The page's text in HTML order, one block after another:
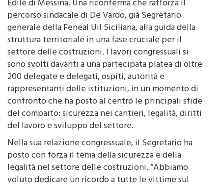
generale della Feneal Uil Siciliana, alla guida della
struttura territoriale in una fase cruciale per il
settore delle costruzioni. I lavori congressuali si
sono svolti davanti a una partecipata platea di oltre
200 delegate e delegati, ospiti, autorità e
rappresentanti delle istituzioni, in un momento di
confronto che ha posto al centro le principali sfide
del comparto: sicurezza nei cantieri, legalità, diritti
del lavoro e sviluppo del settore.
Nella sua relazione congressuale, il Segretario ha
posto con forza il tema della sicurezza e della
legalità nel settore delle costruzioni. “Abbiamo
voluto dedicare un ricordo a tutte le vittime sul
lavoro e in particolare alla strage di Casteldaccia e al